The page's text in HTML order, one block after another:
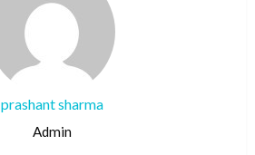
prashant sharma
Admin